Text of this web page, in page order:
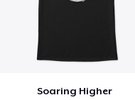
Soaring Higher